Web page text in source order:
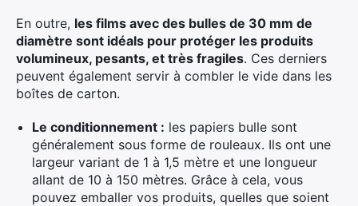
En outre, les films avec des bulles de 30 mm de
diamètre sont idéals pour protéger les produits
volumineux, pesants, et très fragiles. Ces derniers
peuvent également servir à combler le vide dans les
boîtes de carton.
Le conditionnement : les papiers bulle sont
généralement sous forme de rouleaux. Ils ont une
largeur variant de 1 à 1,5 mètre et une longueur
allant de 10 à 150 mètres. Grâce à cela, vous
pouvez emballer vos produits, quelles que soient